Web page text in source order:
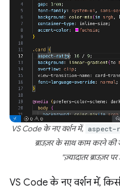
VS Code के नए वर्शन में, aspect-
ब्राउज़र के साथ काम करने की
"ज़्यादातर ब्राउज़र
VS Code के नए वर्शन में,